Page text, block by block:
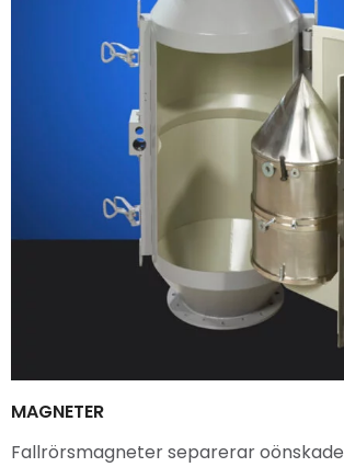
MAGNETER
Fallrörsmagneter separerar oönskade